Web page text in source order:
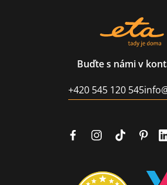
Buďte s námi v
+420 545 120 545